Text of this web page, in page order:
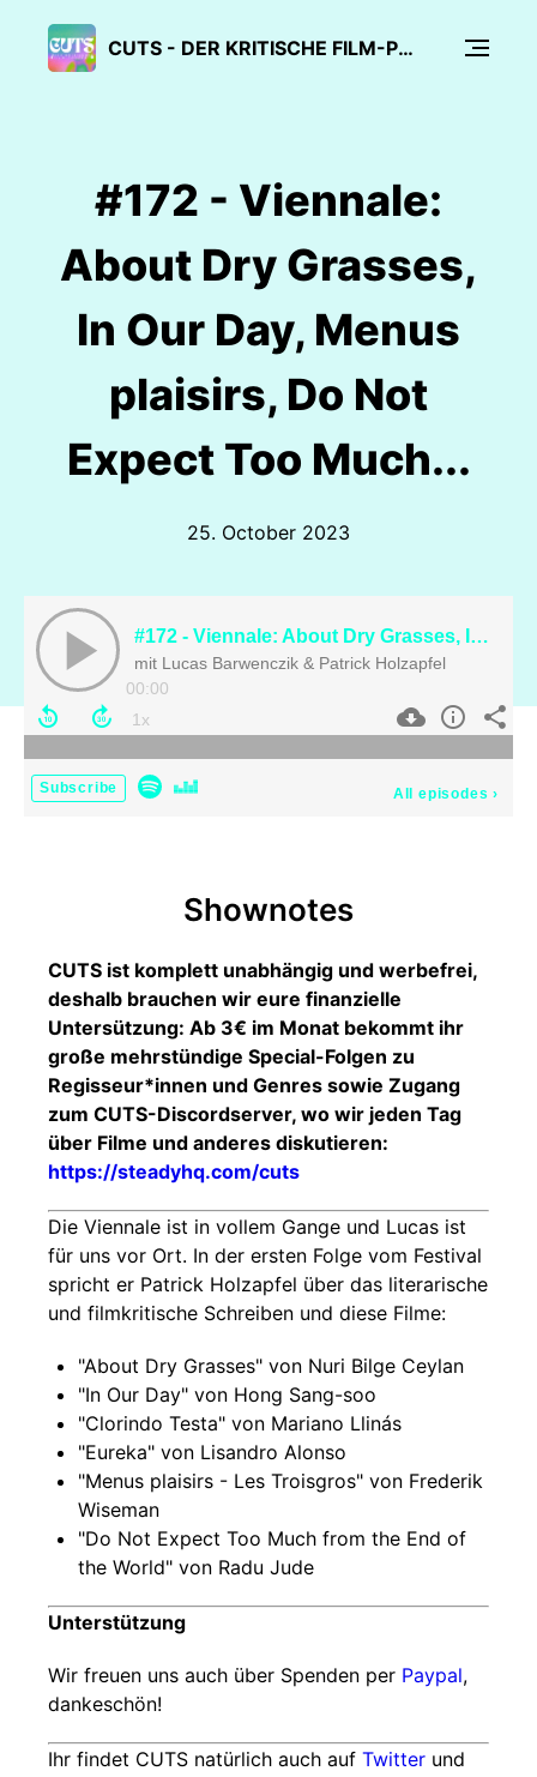
CUTS - DER KRITISCHE FILM-PODCAST
#172 - Viennale:
About Dry Grasses,
In Our Day, Menus
plaisirs, Do Not
Expect Too Much...
25. October 2023
#172 - Viennale: About Dry Grasses, In Our Day, Menus plaisirs, Do Not Expect Too Much...
mit Lucas Barwenczik & Patrick Holzapfel
00:00
Subscribe All episodes ›
Shownotes
CUTS ist komplett unabhängig und werbefrei,
deshalb brauchen wir eure finanzielle
Untersützung: Ab 3€ im Monat bekommt ihr
große mehrstündige Special-Folgen zu
Regisseur*innen und Genres sowie Zugang
zum CUTS-Discordserver, wo wir jeden Tag
über Filme und anderes diskutieren:
https://steadyhq.com/cuts
Die Viennale ist in vollem Gange und Lucas ist
für uns vor Ort. In der ersten Folge vom Festival
spricht er Patrick Holzapfel über das literarische
und filmkritische Schreiben und diese Filme:
"About Dry Grasses" von Nuri Bilge Ceylan
"In Our Day" von Hong Sang-soo
"Clorindo Testa" von Mariano Llinás
"Eureka" von Lisandro Alonso
"Menus plaisirs - Les Troisgros" von Frederik
Wiseman
"Do Not Expect Too Much from the End of
the World" von Radu Jude
Unterstützung
Wir freuen uns auch über Spenden per Paypal,
dankeschön!
Ihr findet CUTS natürlich auch auf Twitter und